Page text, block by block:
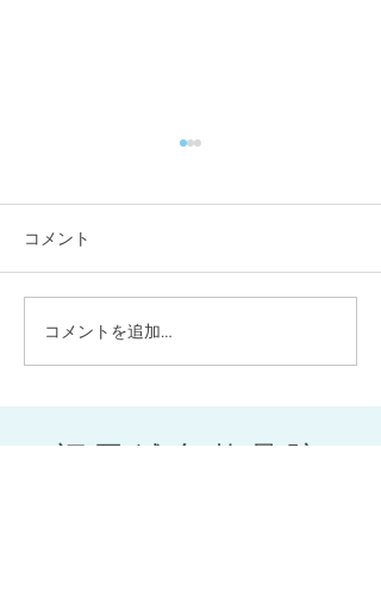
コメント
コメントを追加…
福田鍼灸整骨院